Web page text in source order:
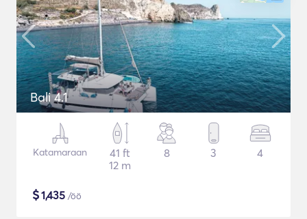
Bali 4.1
Katamaraan
41 ft
12 m
8 3 4
$1,435 /öö